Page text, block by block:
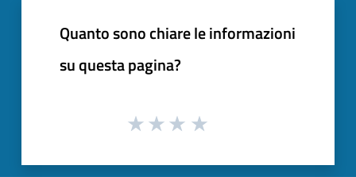
Quanto sono chiare le informazioni
su questa pagina?